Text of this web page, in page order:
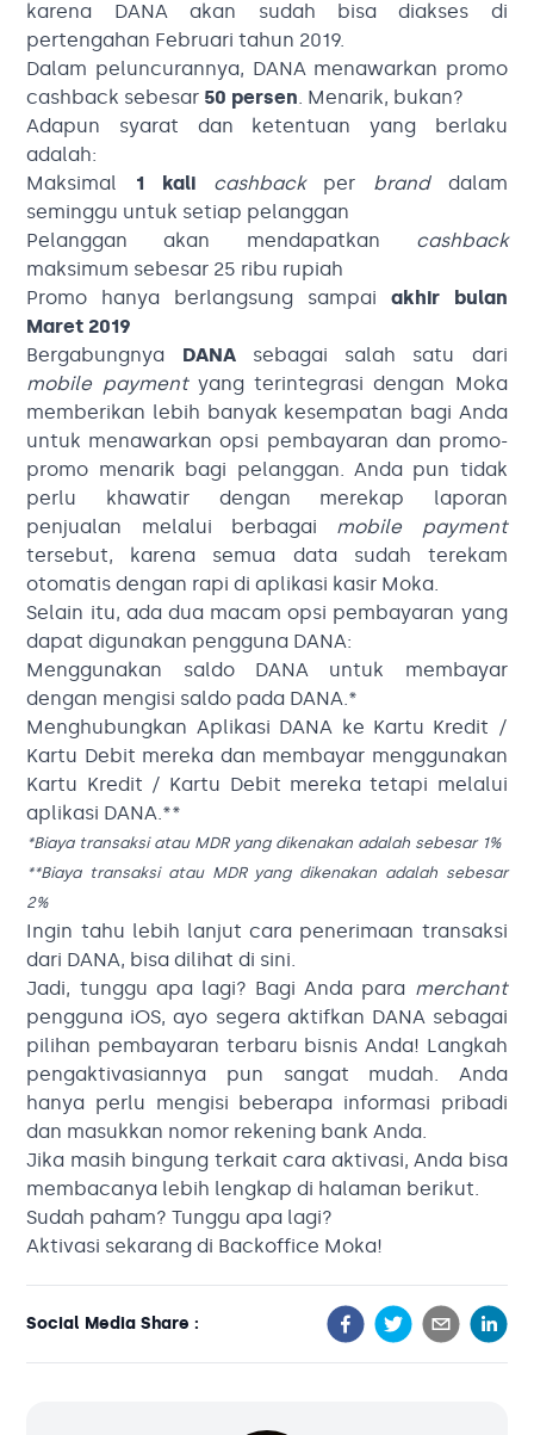
karena DANA akan sudah bisa diakses di
pertengahan Februari tahun 2019.
Dalam peluncurannya, DANA menawarkan promo
cashback sebesar 50 persen . Menarik, bukan?
Adapun syarat dan ketentuan yang berlaku
adalah:
Maksimal 1 kali cashback per brand dalam
seminggu untuk setiap pelanggan
Pelanggan akan mendapatkan cashback
maksimum sebesar 25 ribu rupiah
Promo hanya berlangsung sampai akhir bulan
Maret 2019
Bergabungnya DANA sebagai salah satu dari
mobile payment yang terintegrasi dengan Moka
memberikan lebih banyak kesempatan bagi Anda
untuk menawarkan opsi pembayaran dan promo-
promo menarik bagi pelanggan. Anda pun tidak
perlu khawatir dengan merekap laporan
penjualan melalui berbagai mobile payment
tersebut, karena semua data sudah terekam
otomatis dengan rapi di aplikasi kasir Moka.
Selain itu, ada dua macam opsi pembayaran yang
dapat digunakan pengguna DANA:
Menggunakan saldo DANA untuk membayar
dengan mengisi saldo pada DANA.*
Menghubungkan Aplikasi DANA ke Kartu Kredit /
Kartu Debit mereka dan membayar menggunakan
Kartu Kredit / Kartu Debit mereka tetapi melalui
aplikasi DANA.**
*Biaya transaksi atau MDR yang dikenakan adalah sebesar 1%
**Biaya transaksi atau MDR yang dikenakan adalah sebesar
2%
Ingin tahu lebih lanjut cara penerimaan transaksi
dari DANA, bisa dilihatdi sini
Jadi, tunggu apa lagi? Bagi Anda para merchant
pengguna iOS, ayo segera aktifkan DANA sebagai
pilihan pembayaran terbaru bisnis Anda! Langkah
pengaktivasiannya pun sangat mudah. Anda
hanya perlu mengisi beberapa informasi pribadi
dan masukkan nomor rekening bank Anda.
Jika masih bingung terkait cara aktivasi, Anda bisa
membacanya lebih lengkap di halaman berikut
Sudah paham? Tunggu apa lagi?
Aktivasi sekarang di Backoffice Moka!
Social Media Share :